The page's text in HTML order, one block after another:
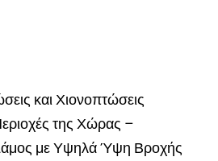
και Χιονοπτώσεις
της Χώρας –
με Υψηλά Ύψη Βροχής